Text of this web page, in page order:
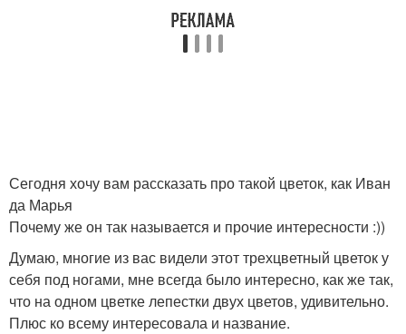
Сегодня хочу вам рассказать про такой цветок, как Иван
да Марья
Почему же он так называется и прочие интересности :))
Думаю, многие из вас видели этот трехцветный цветок у
себя под ногами, мне всегда было интересно, как же так,
что на одном цветке лепестки двух цветов, удивительно.
Плюс ко всему интересовала и название.